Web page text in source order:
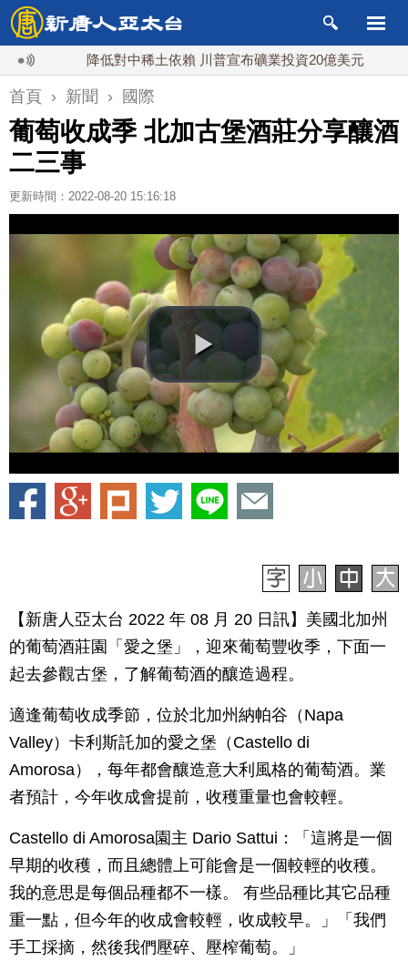
降低對中稀土依賴 川普宣布礦業投資20億美元 中東
首頁 › 新聞 › 國際
葡萄收成季 北加古堡酒莊分享釀酒
二三事
更新時間：2022-08-20 15:16:18
【新唐人亞太台 2022 年 08 月 20 日訊】美國北加州
的葡萄酒莊園「愛之堡」，迎來葡萄豐收季，下面一
起去參觀古堡，了解葡萄酒的釀造過程。
適逢葡萄收成季節，位於北加州納帕谷（Napa
Valley）卡利斯託加的愛之堡（Castello di
Amorosa），每年都會釀造意大利風格的葡萄酒。業
者預計，今年收成會提前，收穫重量也會較輕。
Castello di Amorosa園主 Dario Sattui：「這將是一個
早期的收穫，而且總體上可能會是一個較輕的收穫。
我的意思是每個品種都不一樣。 有些品種比其它品種
重一點，但今年的收成會較輕，收成較早。」「我們
手工採摘，然後我們壓碎、壓榨葡萄。」